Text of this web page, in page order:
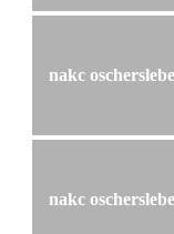
nakc
nakc